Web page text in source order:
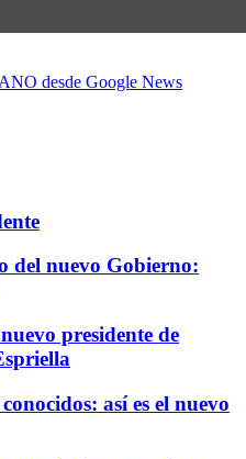
desde Google News
del nuevo Gobierno:
presidente de
así es el nuevo